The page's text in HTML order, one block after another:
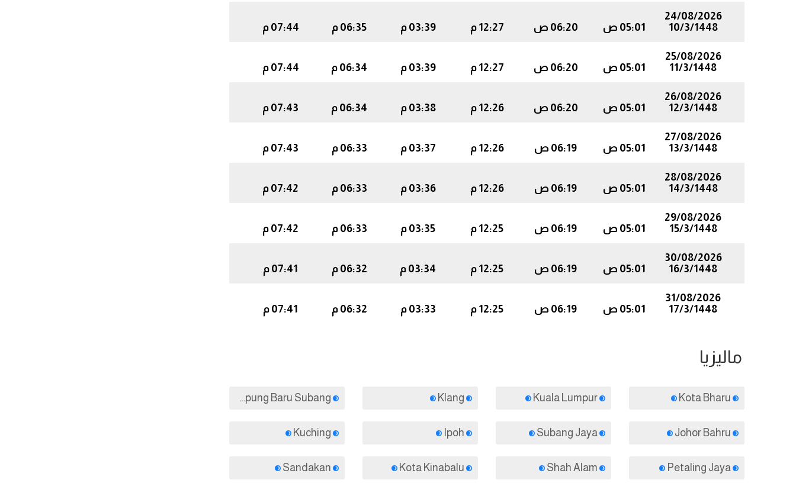
24/08/2026
10/3/1448
05:01 ص 06:20 ص 12:27 م 03:39 م 06:35 م 07:44 م
25/08/2026
11/3/1448
05:01 ص 06:20 ص 12:27 م 03:39 م 06:34 م 07:44 م
26/08/2026
12/3/1448
05:01 ص 06:20 ص 12:26 م 03:38 م 06:34 م 07:43 م
27/08/2026
13/3/1448
05:01 ص 06:19 ص 12:26 م 03:37 م 06:33 م 07:43 م
28/08/2026
14/3/1448
05:01 ص 06:19 ص 12:26 م 03:36 م 06:33 م 07:42 م
29/08/2026
15/3/1448
05:01 ص 06:19 ص 12:25 م 03:35 م 06:33 م 07:42 م
30/08/2026
16/3/1448
05:01 ص 06:19 ص 12:25 م 03:34 م 06:32 م 07:41 م
31/08/2026
17/3/1448
05:01 ص 06:19 ص 12:25 م 03:33 م 06:32 م 07:41 م
ماليزيا